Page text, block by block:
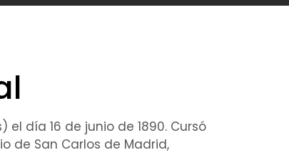
día 16 de junio de 1890. Cursó
de San Carlos de Madrid,